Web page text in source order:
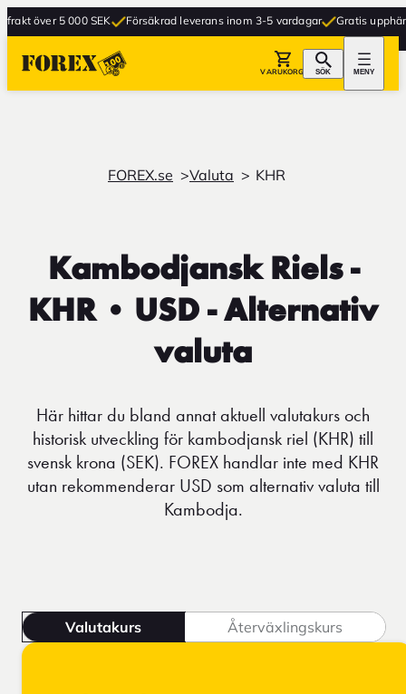
över 5 000 SEK Försäkrad leverans inom 3-5 vardagar Gratis
VARUKORG SÖK MENY
FOREX.se Valuta KHR
Kambodjansk Riels -
KHR • USD - Alternativ
valuta
Här hittar du bland annat aktuell valutakurs och
historisk utveckling för kambodjansk riel (KHR) till
svensk krona (SEK). FOREX handlar inte med KHR
utan rekommenderar USD som alternativ valuta till
Kambodja.
Valutakurs Återväxlingskurs